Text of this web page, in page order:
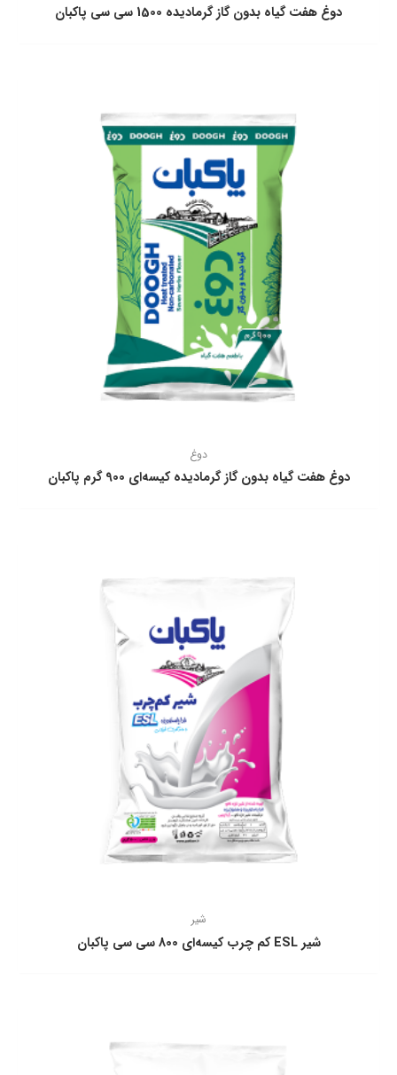
دوغ هفت گياه بدون گاز گرماديده 1500 سی سی پاكبان
دوغ
دوغ هفت گياه بدون گاز گرماديده كيسه‌ای 900 گرم پاکبان
شیر
شير ESL كم چرب كيسه‌ای 800 سی سی پاكبان